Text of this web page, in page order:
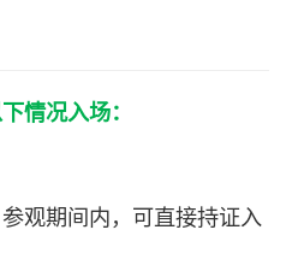
情况入场：
观期间内，可直接持证入